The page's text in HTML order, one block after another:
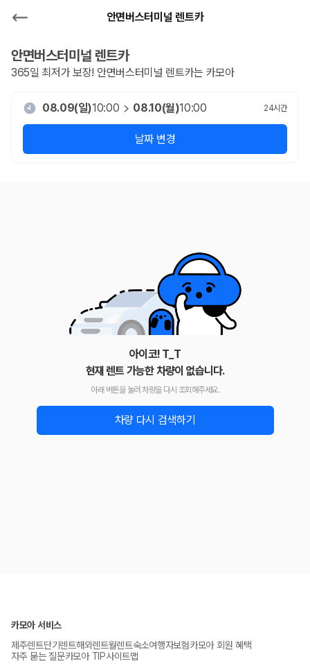
안면버스터미널 렌트카
안면버스터미널 렌트카
365일 최저가 보장! 안면버스터미널 렌트카는 카모아
08.09(일)10:00 08.10(월)10:00 24시간
날짜 변경
아이코! T_T
현재 렌트 가능한 차량이 없습니다.
아래 버튼을 눌러 차량을 다시 조회해주세요.
차량 다시 검색하기
카모아 서비스
제주렌트단기렌트해외렌트월렌트숙소여행자보험카모아 회원 혜택
자주 묻는 질문카모아 TIP사이트맵